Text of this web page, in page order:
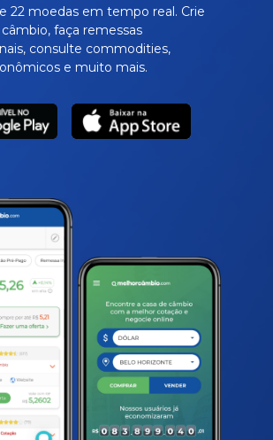
22 moedas em tempo real. Crie
faça remessas
consulte commodities,
e muito mais.